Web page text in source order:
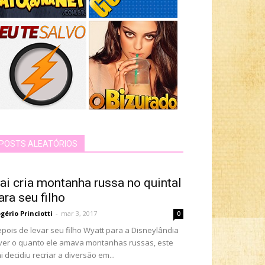
POSTS ALEATÓRIOS
cria montanha russa no quintal
seu filho
Princiotti - mar 3, 2017 0
de levar seu filho Wyatt para a Disneylândia
o quanto ele amava montanhas russas, este
decidiu recriar a diversão em...